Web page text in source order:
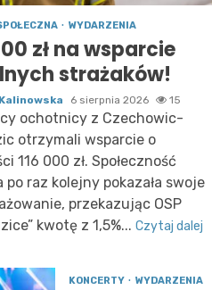
WYDARZENIA
zł na wsparcie
strażaków!
6 sierpnia 2026 15
ochotnicy z Czechowic-
otrzymali wsparcie o
116 000 zł. Społeczność
po raz kolejny pokazała swoje
przekazując OSP
kwotę z 1,5%... Czytaj dalej
KONCERTY WYDARZENIA